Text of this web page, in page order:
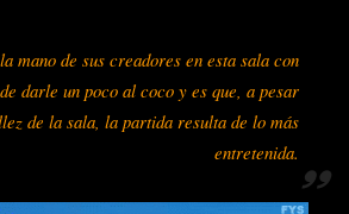
mano de sus creadores en esta sala con
darle un poco al coco y es que, a pesar
de la sala, la partida resulta de lo más
entretenida.